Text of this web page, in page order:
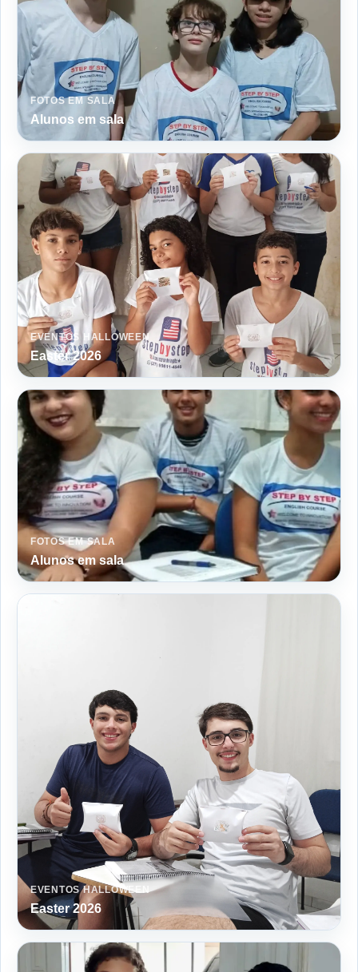
FOTOS EM SALA
Alunos em sala
EVENTOS HALLOWEEN
Easter 2026
FOTOS EM SALA
Alunos em sala
EVENTOS HALLOWEEN
Easter 2026